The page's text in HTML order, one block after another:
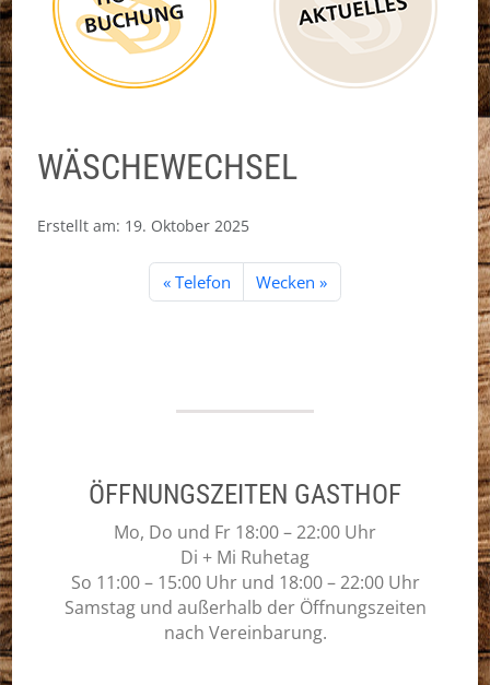
WÄSCHEWECHSEL
Erstellt am: 19. Oktober 2025
Telefon Wecken
ÖFFNUNGSZEITEN GASTHOF
Mo, Do und Fr 18:00 – 22:00 Uhr
Di + Mi Ruhetag
So 11:00 – 15:00 Uhr und 18:00 – 22:00 Uhr
Samstag und außerhalb der Öffnungszeiten
nach Vereinbarung.